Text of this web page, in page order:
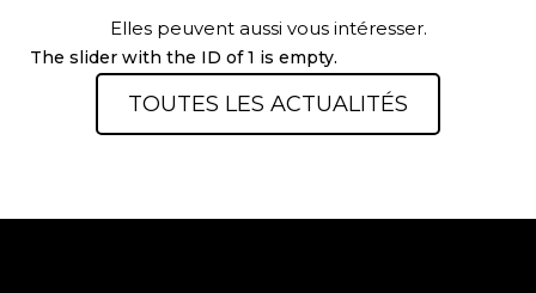
Elles peuvent aussi vous intéresser.
The slider with the ID of 1 is empty.
TOUTES LES ACTUALITÉS